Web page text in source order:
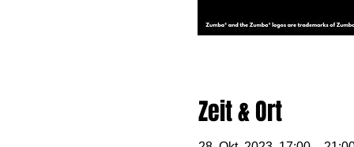
Zeit & Ort